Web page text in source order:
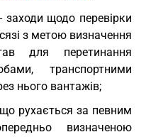
заходи щодо перевірки
з метою визначення
для перетинання
транспортними
нього вантажів;
рухається за певним
визначеною